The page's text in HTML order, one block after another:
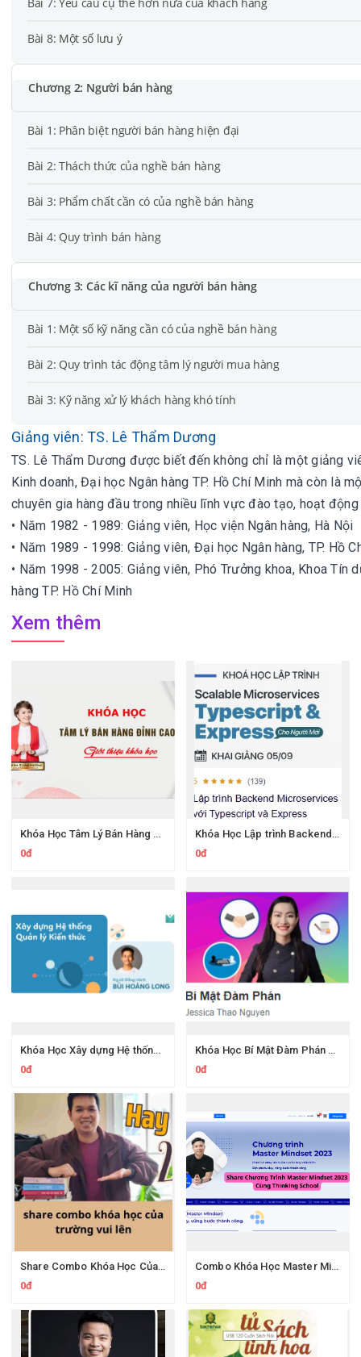
Bài 8: Một số lưu ý
Chương 2: Người bán hàng
Bài 1: Phân biệt người bán hàng hiện đại
Bài 2: Thách thức của nghề bán hàng
Bài 3: Phẩm chất cần có của nghề bán hàng
Bài 4: Quy trình bán hàng
Chương 3: Các kĩ năng của người bán hàng
Bài 1: Một số kỹ năng cần có của nghề bán hàng
Bài 2: Quy trình tác động tâm lý người mua hàng
Bài 3: Kỹ năng xử lý khách hàng khó tính
Giảng viên: TS. Lê Thẩm Dương
TS. Lê Thẩm Dương được biết đến không chỉ là một giảng
Kinh doanh, Đại học Ngân hàng TP. Hồ Chí Minh mà còn là
chuyên gia hàng đầu trong nhiều lĩnh vực đào tạo, hoạt động
• Năm 1982 - 1989: Giảng viên, Học viện Ngân hàng, Hà Nội
• Năm 1989 - 1998: Giảng viên, Đại học Ngân hàng, TP. Hồ
• Năm 1998 - 2005: Giảng viên, Phó Trưởng khoa, Khoa Tín
hàng TP. Hồ Chí Minh
Xem thêm
Khóa Học Tâm Lý Bán Hàng Đỉnh Cao Vera Xuân Hường
0đ
Khóa Học Lập trình Backend Microservices với Typescript và Express Của 200Lab
0đ
Khóa Học Xây dựng Hệ thống Quản lý Kiến thức
0đ
Khóa Học Bí Mật Đàm Phán Của Jessica Thao Nguyen
0đ
Share Combo Khóa Học Của Trường Vui Lên
0đ
Combo Khóa Học Master Mindset Tư Duy Phản Biện Của Thinking School
0đ